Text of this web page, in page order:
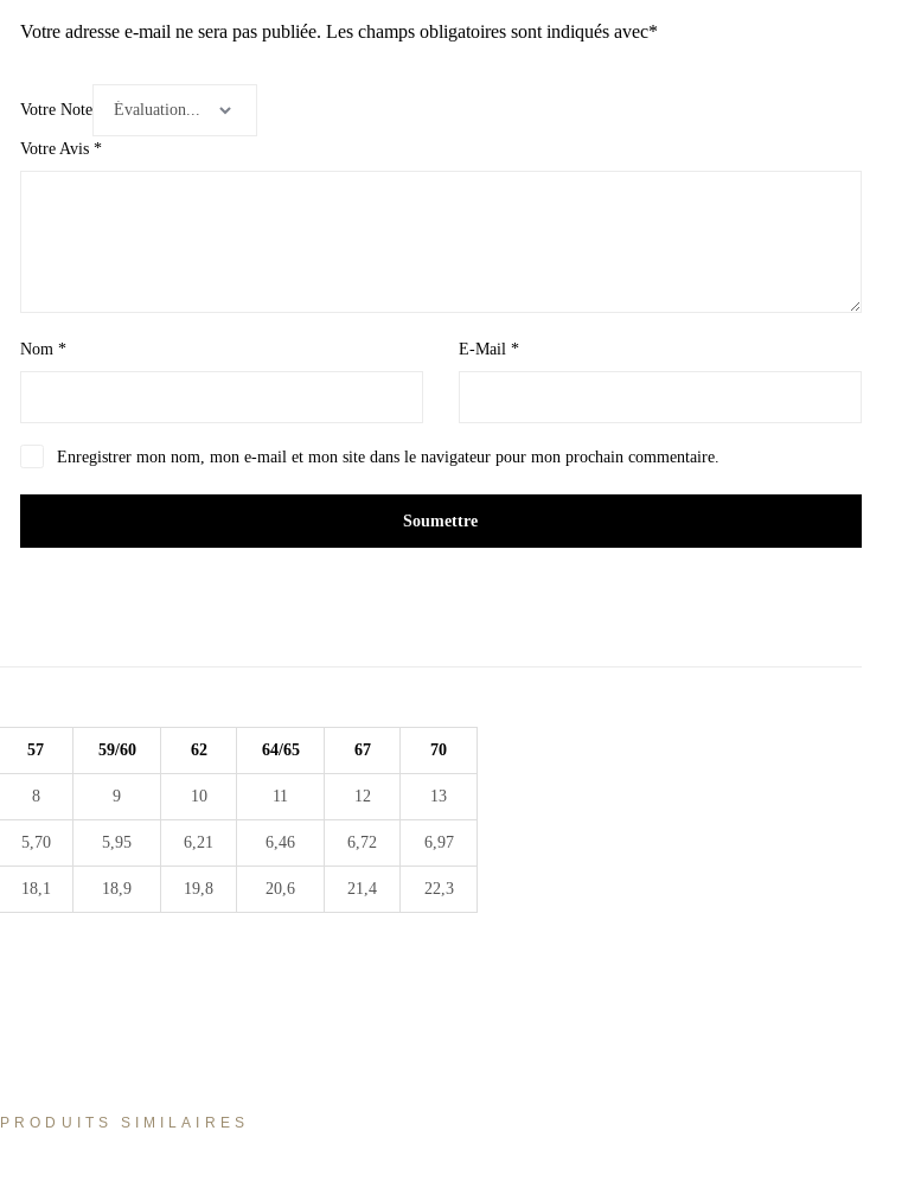
Votre adresse e-mail ne sera pas publiée. Les champs obligatoires sont indiqués avec*
Votre Note
Votre Avis *
Nom * E-Mail *
Enregistrer mon nom, mon e-mail et mon site dans le navigateur pour mon prochain commentaire.
57 59/60 62 64/65 67 70
8 9 10 11 12 13
5,70 5,95 6,21 6,46 6,72 6,97
18,1 18,9 19,8 20,6 21,4 22,3
PRODUITS SIMILAIRES